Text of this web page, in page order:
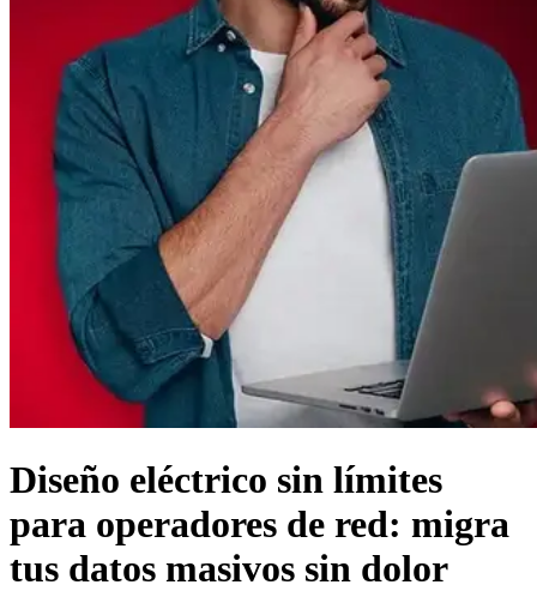
Diseño eléctrico sin límites
para operadores de red: migra
tus datos masivos sin dolor